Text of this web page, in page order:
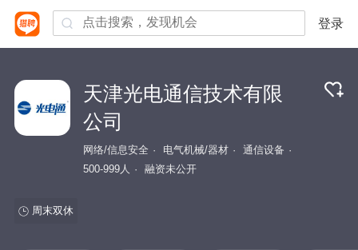
登录
天津光电通信技术有限
公司
网络/信息安全 电气机械/器材
通信设备
500-999人
融资未公开
周末双休